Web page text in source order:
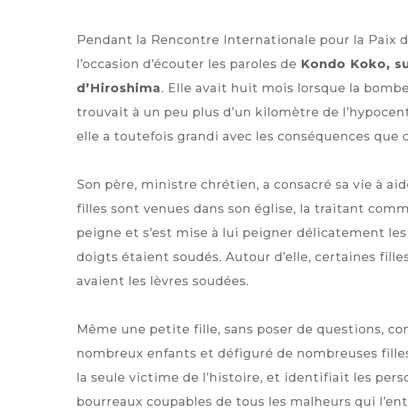
Pendant la Rencontre Internationale pour la Paix
l’occasion d’écouter les paroles de Kondo Koko,
d’Hiroshima. Elle avait huit mois lorsque la
trouvait à un peu plus d’un kilomètre de
elle a toutefois grandi avec les conséquences que
Son père, ministre chrétien, a consacré sa vie à
filles sont venues dans son église, la traitant
peigne et s’est mise à lui peigner délicatement les
doigts étaient soudés. Autour d’elle, certaines
avaient les lèvres soudées.
Même une petite fille, sans poser de questions,
nombreux enfants et défiguré de nombreuses
la seule victime de l’histoire, et identifiait les
bourreaux coupables de tous les malheurs qui